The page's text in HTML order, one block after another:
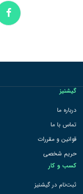
گیشنیز
درباره ما
تماس با ما
قوانین و مقررات
حریم شخصی
کسب و کار
ثبت‌نام در گیشنیز